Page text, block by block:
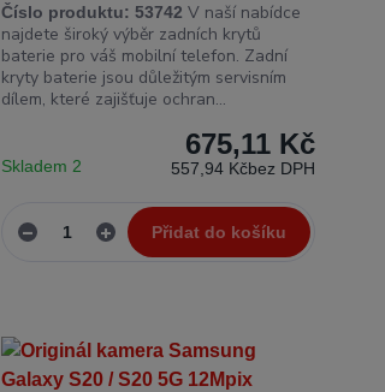
Číslo produktu: 53742 V naší nabídce
najdete široký výběr zadních krytů
baterie pro váš mobilní telefon. Zadní
kryty baterie jsou důležitým servisním
dílem, které zajišťuje ochran...
675,11 Kč
557,94 Kčbez DPH
Skladem 2
Přidat do košíku